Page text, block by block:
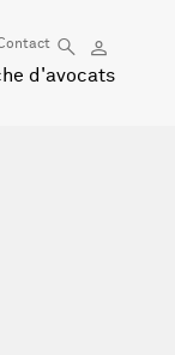
d'avocats